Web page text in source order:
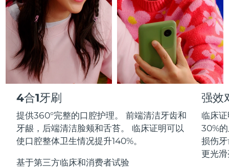
4合1牙刷
提供360°完整的口腔护理。 前端清洁牙齿和
牙龈，后端清洁脸颊和舌苔。 临床证明可以
使口腔整体卫生情况提升140%。
基于第三方临床和消费者试验
强效
临床
30%
损伤
更光
FAQ™产品
All anti-aging treatments
FAQ™产品
All LED treatments
FAQ™ products
All toning treatments
PEACH™ 2
IPL hair removal
PEACH™ 2 go
Travel-friendly IPL hair removal
PEACH™ Cooling Prep Gel
Cooling IPL hair removal gel
LUNA™ 4 body
Massaging body brush
SUPERCHARGED™ serum
Firming body serum
痘肌护理
ESPADA™ 2 plus
Recurring acne LED therapy
ESPADA™ 2
ESPADA™ Blemish Solution
Concentrated acne gel
眼部护理
BEAR™ 2 eyes & lips
Microcurrent line smoothing device
IRIS™ 2
眼部护肤
Advanced eye care treatment
毛孔护理
KIWI™ derma
Diamond microdermabrasion .
KIWI™
护发
LUNA™ 4 hair
FLIP™ play advanced
牙齿美白
NEW
issa™ Teeth Whitening Set
Dual LED + sonic device & 18% PAP gel
更多的
直布罗陀 预计送达日期13/8/26
希腊 预计送达日期9/8/26
中国香港特别行政区 预计送达日期10/8/26
匈牙利 预计送达日期9/8/26
冰岛
印度尼西亚 预计送达日期 7/8/26
爱尔兰 9/8/26